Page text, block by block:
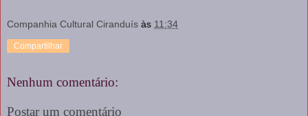
Companhia Cultural Ciranduís às 11:34
Compartilhar
Nenhum comentário:
Postar um comentário